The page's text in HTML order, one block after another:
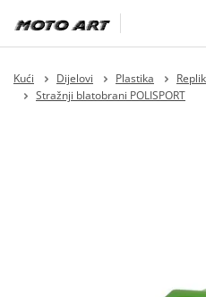
Kući Dijelovi Plastika
Stražnji blatobrani POLISPORT